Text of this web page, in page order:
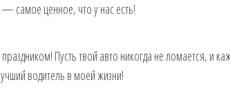
— самое ценное, что у нас есть!
Пусть твой авто никогда не ломается, и
водитель в моей жизни!